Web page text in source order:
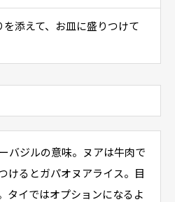
添えて、お皿に盛りつけて
バジルの意味。ヌアは牛肉で
けるとガパオヌアライス。目
タイではオプションになるよ